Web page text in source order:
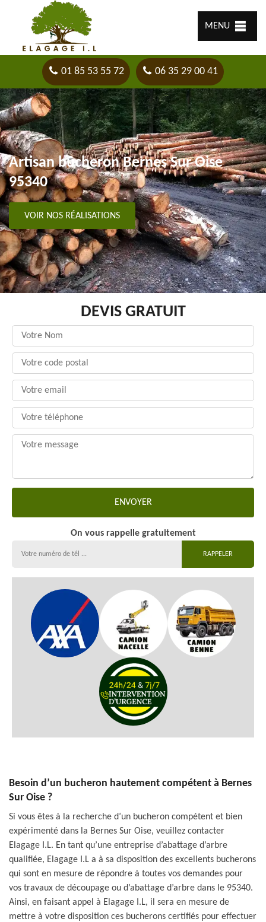
MENU
01 85 53 55 72 06 35 29 00 41
Artisan bûcheron Bernes Sur Oise
95340
VOIR NOS RÉALISATIONS
DEVIS GRATUIT
On vous rappelle gratuitement
Besoin d’un bucheron hautement compétent à Bernes
Sur Oise ?
Si vous êtes à la recherche d’un bucheron compétent et bien
expérimenté dans la Bernes Sur Oise, veuillez contacter
Elagage I.L. En tant qu’une entreprise d’abattage d’arbre
qualifiée, Elagage I.L a à sa disposition des excellents bucherons
qui sont en mesure de répondre à toutes vos demandes pour
vos travaux de découpage ou d’abattage d’arbre dans le 95340.
Ainsi, en faisant appel à Elagage I.L, il sera en mesure de
mettre à votre disposition ces bucherons certifiés pour effectuer